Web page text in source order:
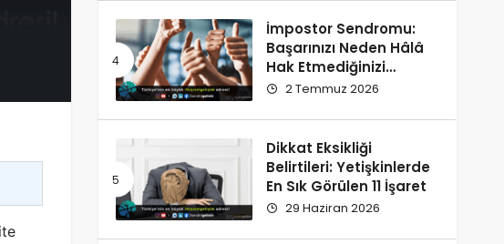
İmpostor Sendromu:
Başarınızı Neden Hâlâ
Hak Etmediğinizi
Düşünüyorsunuz?
2 Temmuz 2026
Dikkat Eksikliği
Belirtileri: Yetişkinlerde
En Sık Görülen 11 İşaret
29 Haziran 2026